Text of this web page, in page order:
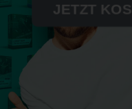
JETZT